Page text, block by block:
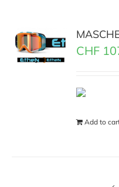
CHF
Add to